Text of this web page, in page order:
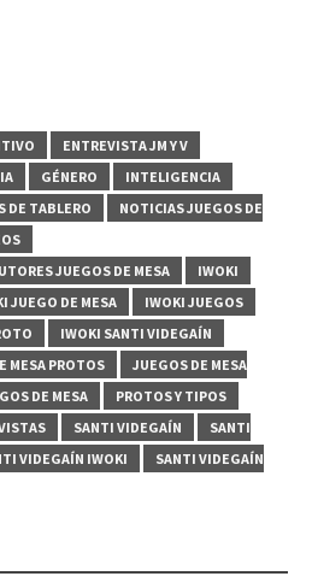
ENTREVISTA JM Y V
GÉNERO
INTELIGENCIA
DE TABLERO
NOTICIAS JUEGOS DE
JUEGOS DE MESA
IWOKI
JUEGO DE MESA
IWOKI JUEGOS
IWOKI SANTI VIDEGAÍN
MESA PROTOS
JUEGOS DE MESA
DE MESA
PROTOS Y TIPOS
SANTI VIDEGAÍN
SANTI
VIDEGAÍN IWOKI
SANTI VIDEGAÍN